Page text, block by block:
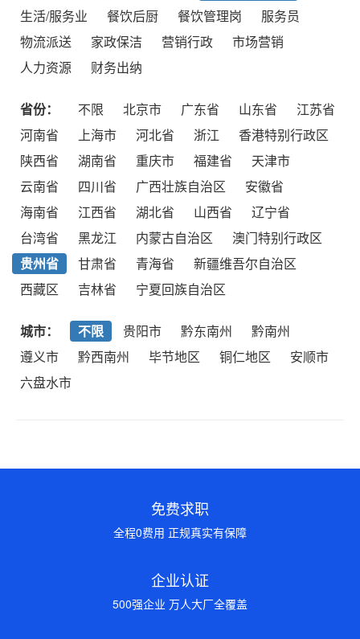
生活/服务业
餐饮后厨 餐饮管理岗
服务员
物流派送
家政保洁 营销行政
市场营销
人力资源
财务出纳
省份： 不限 北京市 广东省 山东省
江苏省
河南省
上海市 河北省 浙江
香港特别行政区
陕西省
湖南省 重庆市 福建省
天津市
云南省
四川省 广西壮族自治区
安徽省
海南省
江西省 湖北省 山西省
辽宁省
台湾省
黑龙江 内蒙古自治区
澳门特别行政区
贵州省
甘肃省 青海省
新疆维吾尔自治区
西藏区
吉林省 宁夏回族自治区
城市： 不限 贵阳市 黔东南州
黔南州
遵义市
黔西南州 毕节地区 铜仁地区
安顺市
六盘水市
免费求职
全程0费用 正规真实有保障
企业认证
500强企业 万人大厂全覆盖